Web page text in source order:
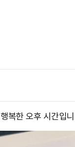
복한 오후 시간입